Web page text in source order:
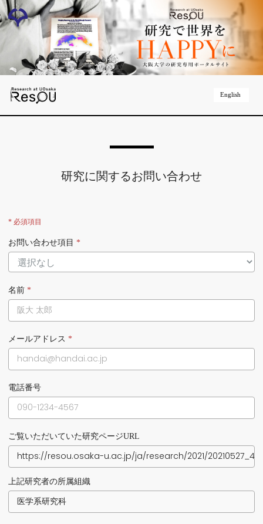
English
研究に関するお問い合わせ
* 必須項目
お問い合わせ項目 *
名前 *
メールアドレス *
電話番号
ご覧いただいていた研究ページURL
上記研究者の所属組織